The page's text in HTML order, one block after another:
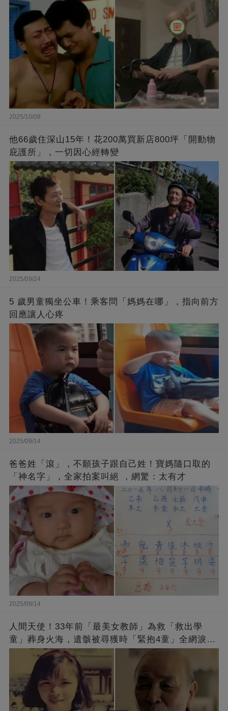
2025/10/08
他66歲住深山15年！花200萬買新店800坪「開動物
庇護所」，一切因心經轉變
2025/09/24
5 歲男童獨坐公車！乘客問「媽媽在哪」，指向前方
回應讓人心疼
2025/09/14
爸爸姓「滾」，不願孩子跟自己姓！寶媽隨口取的
「神名字」，全家拍案叫絕 ，網驚：太有才
2025/09/14
人間天使！33年前「最美女教師」為救「救出學
童」葬身火海，遺骸被尋獲時「緊抱4童」全網淚
崩：真正的英雄不該被遺忘